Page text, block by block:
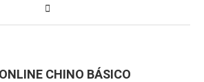
CHINO BÁSICO